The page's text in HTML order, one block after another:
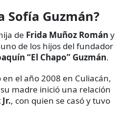
Sofía Guzmán?
de Frida Muñoz Román y
de los hijos del fundador
“El Chapo” Guzmán.
el año 2008 en Culiacán,
madre inició una relación
, con quien se casó y tuvo